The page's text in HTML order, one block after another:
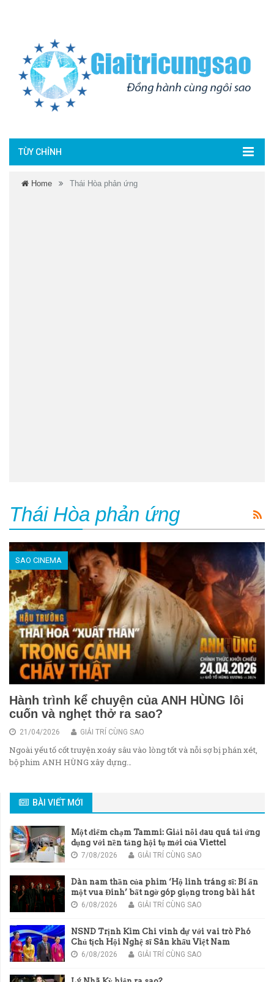
TÙY CHỈNH
Home Thái Hòa phản ứng
Thái Hòa phản ứng
SAO CINEMA
Hành trình kể chuyện của ANH HÙNG lôi
cuốn và nghẹt thở ra sao?
21/04/2026 GIẢI TRÍ CÙNG SAO
Ngoài yếu tố cốt truyện xoáy sâu vào lòng tốt và nỗi sợ bị phán xét,
bộ phim ANH HÙNG xây dựng…
BÀI VIẾT MỚI
Một điểm chạm Tammi: Giải nỗi đau quá tải ứng
dụng với nền tảng hội tụ mới của Viettel
7/08/2026 GIẢI TRÍ CÙNG SAO
Dàn nam thần của phim ‘Hộ linh tráng sĩ: Bí ẩn
một vua Đinh’ bất ngờ góp giọng trong bài hát
chủ đề của phim
6/08/2026 GIẢI TRÍ CÙNG SAO
NSND Trịnh Kim Chi vinh dự với vai trò Phó
Chủ tịch Hội Nghệ sĩ Sân khấu Việt Nam
6/08/2026 GIẢI TRÍ CÙNG SAO